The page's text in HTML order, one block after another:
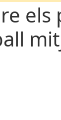
els